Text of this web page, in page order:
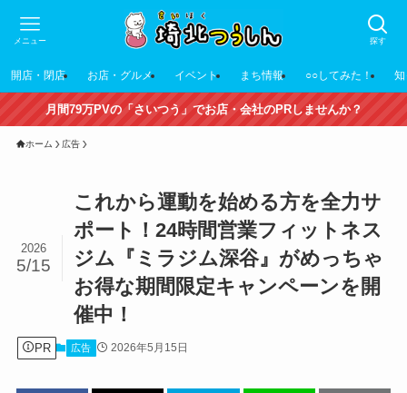
探す
メニュー
開店・閉店 お店・グルメ イベント まち情報 ○○してみた！
月間79万PVの「さいつう」でお店・会社のPRしませんか？
ホーム 広告
これから運動を始める方を全力サ
ポート！24時間営業フィットネス
ジム『ミラジム深谷』がめっちゃ
お得な期間限定キャンペーンを開
催中！
2026
5/15
PR 広告 2026年5月15日